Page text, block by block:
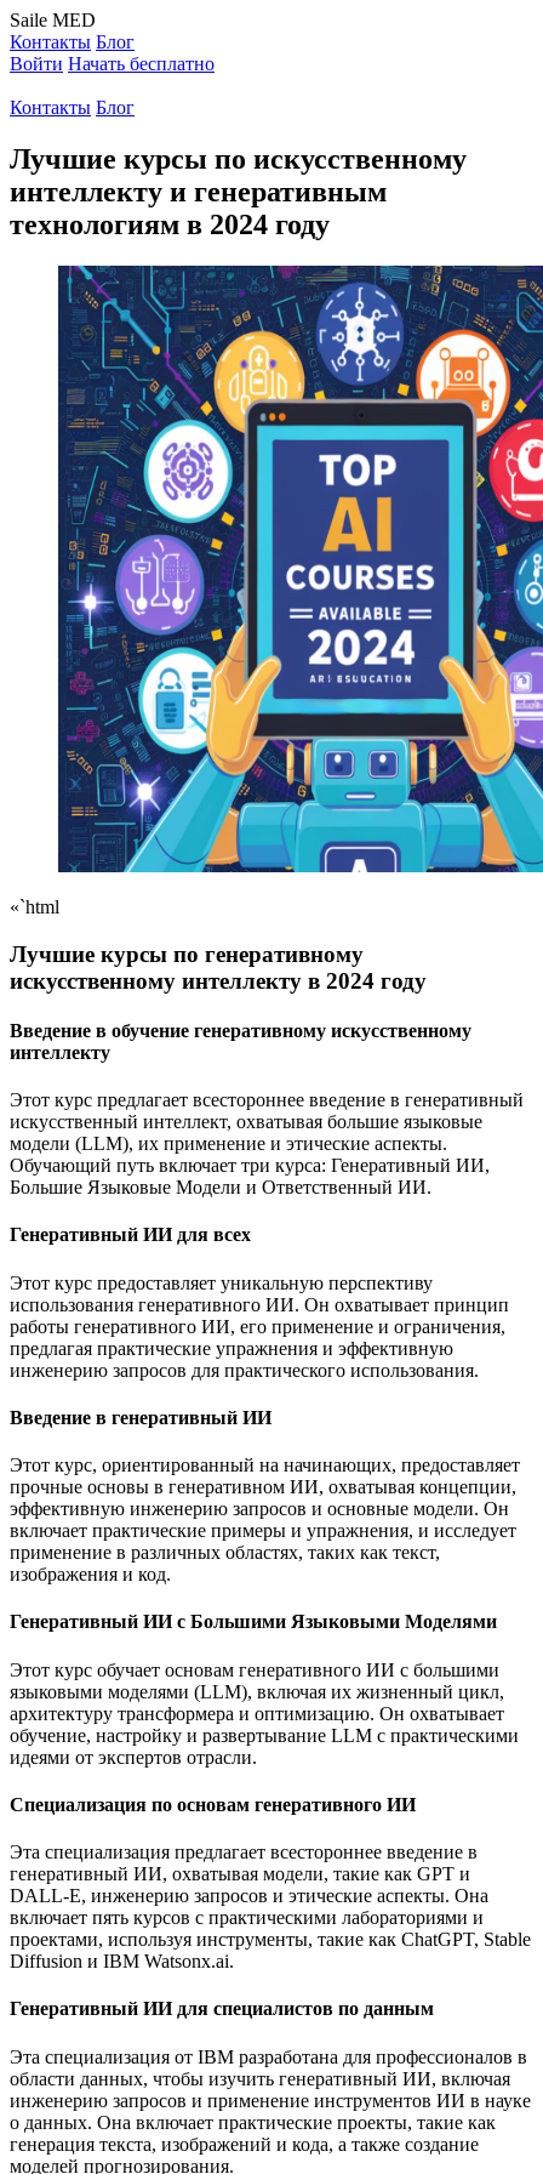
Saile MED
Контакты Блог
Войти Начать бесплатно
Контакты Блог
Лучшие курсы по искусственному
интеллекту и генеративным
технологиям в 2024 году
«`html
Лучшие курсы по генеративному
искусственному интеллекту в 2024 году
Введение в обучение генеративному искусственному
интеллекту
Этот курс предлагает всестороннее введение в генеративный
искусственный интеллект, охватывая большие языковые
модели (LLM), их применение и этические аспекты.
Обучающий путь включает три курса: Генеративный ИИ,
Большие Языковые Модели и Ответственный ИИ.
Генеративный ИИ для всех
Этот курс предоставляет уникальную перспективу
использования генеративного ИИ. Он охватывает принцип
работы генеративного ИИ, его применение и ограничения,
предлагая практические упражнения и эффективную
инженерию запросов для практического использования.
Введение в генеративный ИИ
Этот курс, ориентированный на начинающих, предоставляет
прочные основы в генеративном ИИ, охватывая концепции,
эффективную инженерию запросов и основные модели. Он
включает практические примеры и упражнения, и исследует
применение в различных областях, таких как текст,
изображения и код.
Генеративный ИИ с Большими Языковыми Моделями
Этот курс обучает основам генеративного ИИ с большими
языковыми моделями (LLM), включая их жизненный цикл,
архитектуру трансформера и оптимизацию. Он охватывает
обучение, настройку и развертывание LLM с практическими
идеями от экспертов отрасли.
Специализация по основам генеративного ИИ
Эта специализация предлагает всестороннее введение в
генеративный ИИ, охватывая модели, такие как GPT и
DALL-E, инженерию запросов и этические аспекты. Она
включает пять курсов с практическими лабораториями и
проектами, используя инструменты, такие как ChatGPT, Stable
Diffusion и IBM Watsonx.ai.
Генеративный ИИ для специалистов по данным
Эта специализация от IBM разработана для профессионалов в
области данных, чтобы изучить генеративный ИИ, включая
инженерию запросов и применение инструментов ИИ в науке
о данных. Она включает практические проекты, такие как
генерация текста, изображений и кода, а также создание
моделей прогнозирования.